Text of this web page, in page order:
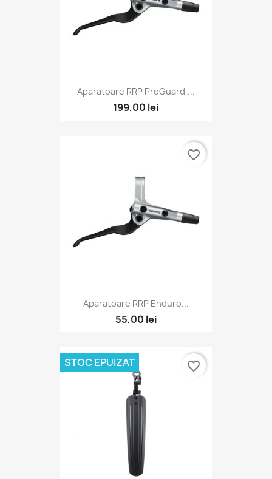
Aparatoare RRP ProGuard,...
199,00 lei
Aparatoare RRP Enduro...
55,00 lei
favorite_border
STOC EPUIZAT favorite_border